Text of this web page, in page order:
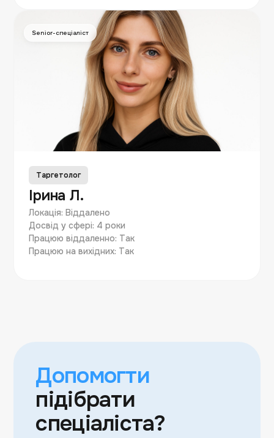
Senior-спеціаліст
Таргетолог
Ірина Л.
Локація: Віддалено
Досвід у сфері: 4 роки
Працюю віддаленно: Так
Працюю на вихідних: Так
Допомогти
підібрати
спеціаліста?